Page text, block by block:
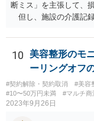
断ミス」を主張して、
但し、施設の介護記
れているのであれば消
る可能性があるかどう
故・医療事故でも同
事件として依頼された
10
美容整形のモ
ーリングオフ
#契約解除・契約取消 #美容
#10〜50万円未満
#マルチ商
2023年9月26日